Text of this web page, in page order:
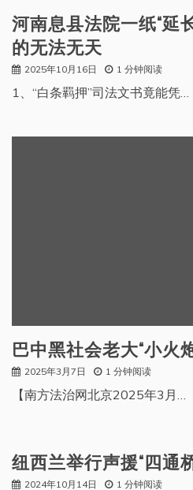
河南息县法院一纸“延
的无法无天
2025年10月16日 1 分钟阅读
1、“白条羁押”司法文书竟能凭…
巴中黑社会老大“小火
2025年3月7日 1 分钟阅读
【南方法治网北京2025年3月…
纽西兰举行声援“四通
2024年10月14日 1 分钟阅读